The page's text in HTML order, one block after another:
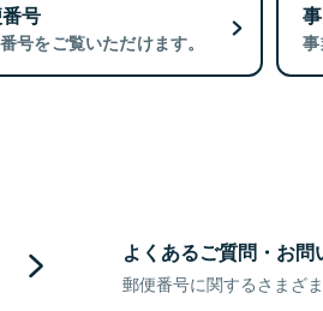
号
号をご覧いただけます。
よくあるご質問・お問
郵便番号に関するさまざ